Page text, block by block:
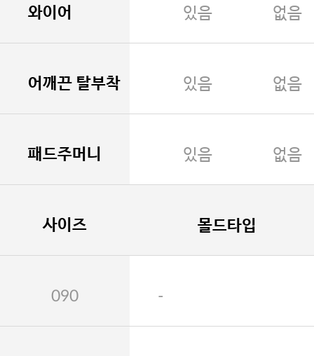
와이어 있음 없음
어깨끈 탈부착 있음 없음
패드주머니 있음 없음
사이즈 몰드타입
090 -